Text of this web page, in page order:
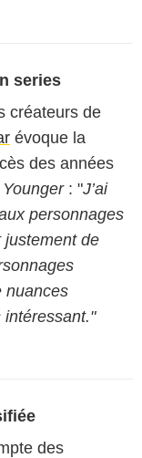
series
créateurs de
évoque la
des années
Younger: "J’ai
personnages
justement de
nuances
intéressant."
des